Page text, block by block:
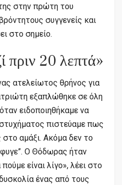
στην πρώτη του
συγγενείς και
στο σημείο.
πριν 20 λεπτά»
ατελείωτος θρήνος για
εξαπλώθηκε σε όλη
ειδοποιηθήκαμε να
πιστεύαμε πως
στο αμάξι. Ακόμα δεν το
Ο Θόδωρας ήταν
είναι λίγο», λέει στο
ένας από τους